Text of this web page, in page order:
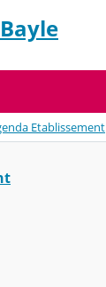
Etablissement